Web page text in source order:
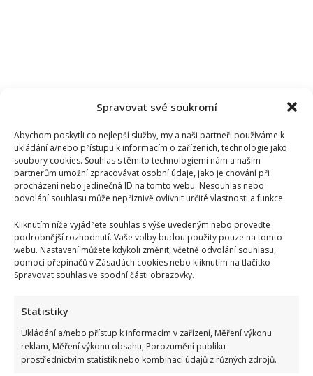
Spravovat své soukromí
Abychom poskytli co nejlepší služby, my a naši partneři používáme k
ukládání a/nebo přístupu k informacím o zařízeních, technologie jako
soubory cookies. Souhlas s těmito technologiemi nám a našim
partnerům umožní zpracovávat osobní údaje, jako je chování při
procházení nebo jedinečná ID na tomto webu. Nesouhlas nebo
odvolání souhlasu může nepříznivě ovlivnit určité vlastnosti a funkce.
Kliknutím níže vyjádřete souhlas s výše uvedeným nebo proveďte
podrobnější rozhodnutí. Vaše volby budou použity pouze na tomto
webu. Nastavení můžete kdykoli změnit, včetně odvolání souhlasu,
pomocí přepínačů v Zásadách cookies nebo kliknutím na tlačítko
Spravovat souhlas ve spodní části obrazovky.
Statistiky
Ukládání a/nebo přístup k informacím v zařízení, Měření výkonu
reklam, Měření výkonu obsahu, Porozumění publiku
prostřednictvím statistik nebo kombinací údajů z různých zdrojů.